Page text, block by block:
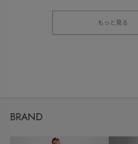
もっと見る
BRAND